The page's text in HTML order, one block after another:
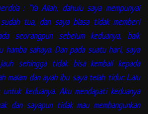
: "Ya Allah, dahulu saya mempunyai
tua, dan saya biasa tidak memberi
seorangpun sebelum keduanya, baik
hamba sahaya. Dan pada suatu hari, saya
sehingga tidak bisa kembali kepada
malam dan ayah ibu saya telah tidur. Lalu
keduanya. Aku mendapati keduanya
dan sayapun tidak mau membangunkan